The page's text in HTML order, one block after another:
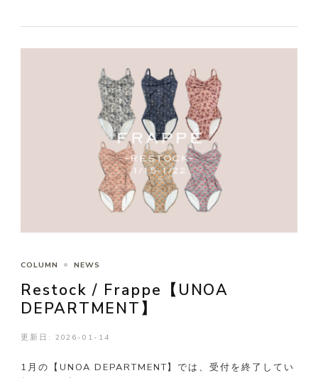
COLUMN NEWS
Restock / Frappe【UNOA
DEPARTMENT】
更新日: 2026-01-14
1月の【UNOA DEPARTMENT】では、受付を終了してい